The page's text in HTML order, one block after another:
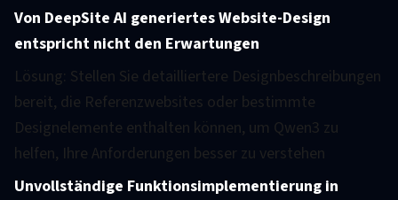
Von DeepSite AI generiertes Website-Design
entspricht nicht den Erwartungen
Lösung: Stellen Sie detailliertere Designbeschreibungen
bereit, die Referenzwebsites oder bestimmte
Designelemente enthalten können, um Qwen3 zu
helfen, Ihre Anforderungen besser zu verstehen
Unvollständige Funktionsimplementierung in